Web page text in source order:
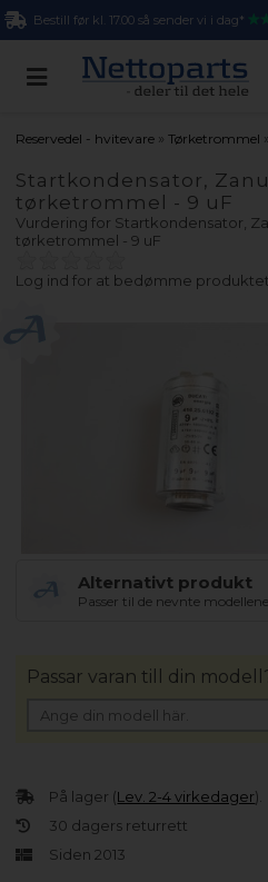
Bestill før kl. 17.00 så sender vi i dag*
Reservedel - hvitevare »Tørketrommel »
Startkondensator,
tørketrommel - 9 uF
Vurdering for Startkondensator,
tørketrommel - 9 uF
Log ind for at bedømme produktet
Alternativt produkt
Passer til de nevnte modellene.
På lager (Lev. 2-4 virkedager).
30 dagers returrett
Siden 2013
Passar varan till din